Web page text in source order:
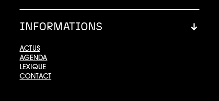
INFORMATIONS
ACTUS
AGENDA
LEXIQUE
CONTACT